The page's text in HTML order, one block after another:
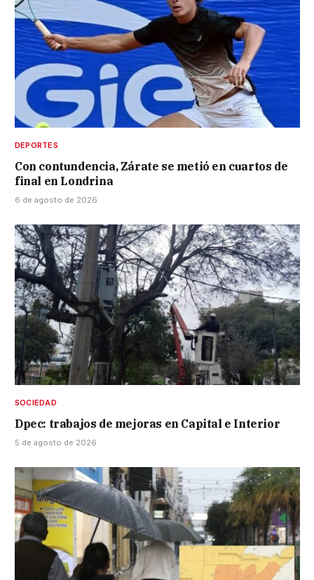
DEPORTES
Con contundencia, Zárate se metió en cuartos de
final en Londrina
6 de agosto de 2026
SOCIEDAD
Dpec: trabajos de mejoras en Capital e Interior
5 de agosto de 2026